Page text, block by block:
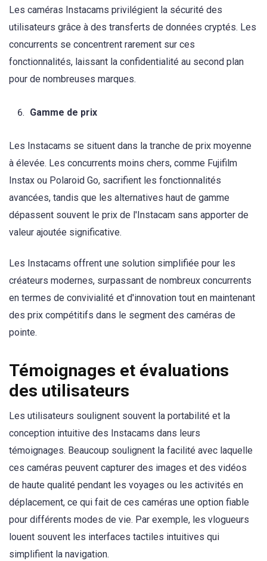
Les caméras Instacams privilégient la sécurité des
utilisateurs grâce à des transferts de données cryptés. Les
concurrents se concentrent rarement sur ces
fonctionnalités, laissant la confidentialité au second plan
pour de nombreuses marques.
Gamme de prix
Les Instacams se situent dans la tranche de prix moyenne
à élevée. Les concurrents moins chers, comme Fujifilm
Instax ou Polaroid Go, sacrifient les fonctionnalités
avancées, tandis que les alternatives haut de gamme
dépassent souvent le prix de l'Instacam sans apporter de
valeur ajoutée significative.
Les Instacams offrent une solution simplifiée pour les
créateurs modernes, surpassant de nombreux concurrents
en termes de convivialité et d'innovation tout en maintenant
des prix compétitifs dans le segment des caméras de
pointe.
Témoignages et évaluations
des utilisateurs
Les utilisateurs soulignent souvent la portabilité et la
conception intuitive des Instacams dans leurs
témoignages. Beaucoup soulignent la facilité avec laquelle
ces caméras peuvent capturer des images et des vidéos
de haute qualité pendant les voyages ou les activités en
déplacement, ce qui fait de ces caméras une option fiable
pour différents modes de vie. Par exemple, les vlogueurs
louent souvent les interfaces tactiles intuitives qui
simplifient la navigation.